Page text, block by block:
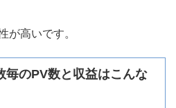
が高いです。
毎のPV数と収益はこんな